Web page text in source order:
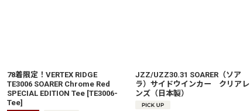
78着限定！VERTEX RIDGE
TE3006 SOARER Chrome Red
SPECIAL EDITION Tee [TE3006-
Tee]
JZZ/UZZ30.31 SOARER（ソア
ラ）サイドウインカー クリアレ
ンズ（日本製）